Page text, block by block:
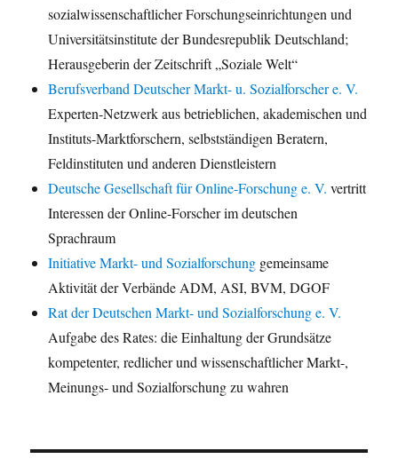
sozialwissenschaftlicher Forschungseinrichtungen und
Universitätsinstitute der Bundesrepublik Deutschland;
Herausgeberin der Zeitschrift „Soziale Welt“
Berufsverband Deutscher Markt- u. Sozialforscher e. V.
Experten-Netzwerk aus betrieblichen, akademischen und
Instituts-Marktforschern, selbstständigen Beratern,
Feldinstituten und anderen Dienstleistern
Deutsche Gesellschaft für Online-Forschung e. V. vertritt
Interessen der Online-Forscher im deutschen
Sprachraum
Initiative Markt- und Sozialforschung gemeinsame
Aktivität der Verbände ADM, ASI, BVM, DGOF
Rat der Deutschen Markt- und Sozialforschung e. V.
Aufgabe des Rates: die Einhaltung der Grundsätze
kompetenter, redlicher und wissenschaftlicher Markt-,
Meinungs- und Sozialforschung zu wahren